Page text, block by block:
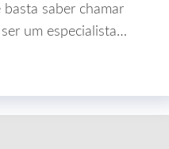
basta saber chamar
um especialista…